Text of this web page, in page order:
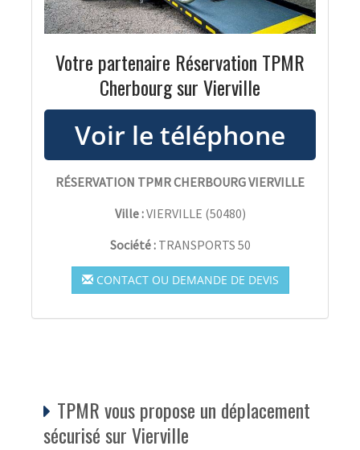
Votre partenaire Réservation TPMR
Cherbourg sur Vierville
RÉSERVATION TPMR CHERBOURG VIERVILLE
Ville :VIERVILLE (50480)
Société : TRANSPORTS 50
CONTACT OU DEMANDE DE DEVIS
TPMR vous propose un déplacement
sécurisé sur Vierville